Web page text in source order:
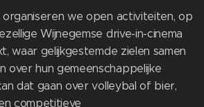
organiseren we open activiteiten, op
Wijnegemse drive-in-cinema
waar gelijkgestemde zielen samen
over hun gemeenschappelijke
dat gaan over volleybal of bier,
competitieve